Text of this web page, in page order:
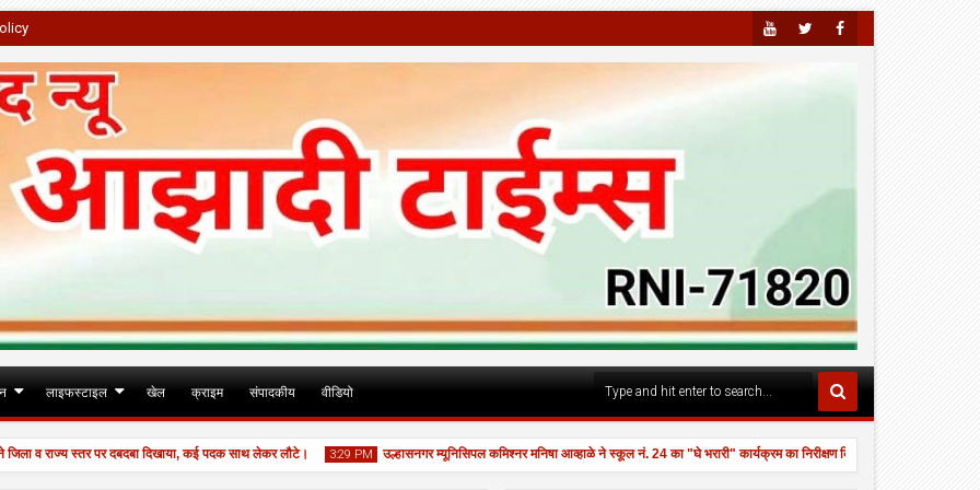
Youtu
लाइफस्टाइल खेल क्राइम संपादकीय वीडियो
राज्य स्तर पर दबदबा दिखाया, कई पदक साथ लेकर लौटे। 3:29 PM उल्हासनगर म्यूनिसिपल कमिश्नर मनिषा आव्हाळे ने स्कूल नं. 24 का "घे भरारी" कार्यक्रम का निरीक्षण किया।